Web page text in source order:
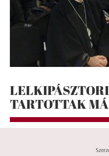
TARTOTTAK